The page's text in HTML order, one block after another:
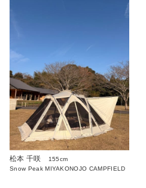
松本 千咲
155cm
Snow Peak MIYAKONOJO CAMPFIELD